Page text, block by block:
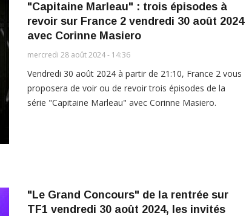
"Capitaine Marleau" : trois épisodes à
revoir sur France 2 vendredi 30 août 2024
avec Corinne Masiero
mercredi 28 août 2024 - 14:36
Vendredi 30 août 2024 à partir de 21:10, France 2 vous
proposera de voir ou de revoir trois épisodes de la
série "Capitaine Marleau" avec Corinne Masiero.
"Le Grand Concours" de la rentrée sur
TF1 vendredi 30 août 2024, les invités